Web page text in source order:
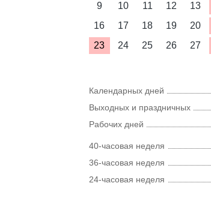
9
10 11 12 13
16
17 18 19 20
23
24 25 26 27
Календарных дней
Выходных и праздничных
Рабочих дней
40-часовая неделя
36-часовая неделя
24-часовая неделя